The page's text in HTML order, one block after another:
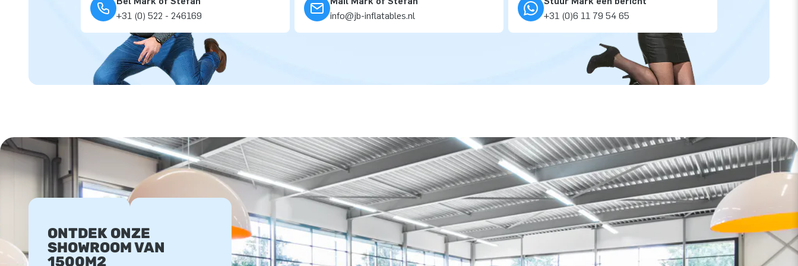
+31 (0) 522 - 246169
info@jb-inflatables.nl
+31 (0)6 11 79 54 65
ONTDEK ONZE
SHOWROOM VAN
1500M2